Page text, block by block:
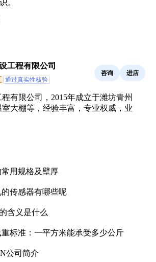
。
工程有限公司
通过真实性核验
咨询 进店
有限公司，2015年成立于潍坊青州
大棚等，经验丰富，专业权威，业
用规格及壁厚
传感器有哪些呢
含义是什么
标准：一平方米能承受多少公斤
公司简介